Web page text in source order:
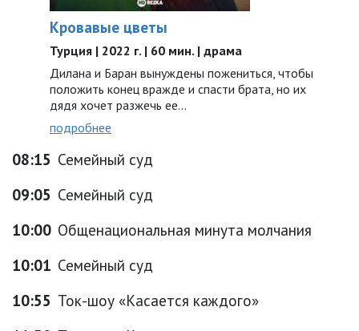
Кровавые цветы
Турция | 2022 г. | 60 мин. | драма
Дилана и Баран вынуждены пожениться, чтобы
положить конец вражде и спасти брата, но их
дядя хочет разжечь ее…
подробнее
08:15 Семейный суд
09:05 Семейный суд
10:00 Общенациональная минута молчания
10:01 Семейный суд
10:55 Ток-шоу «Касается каждого»